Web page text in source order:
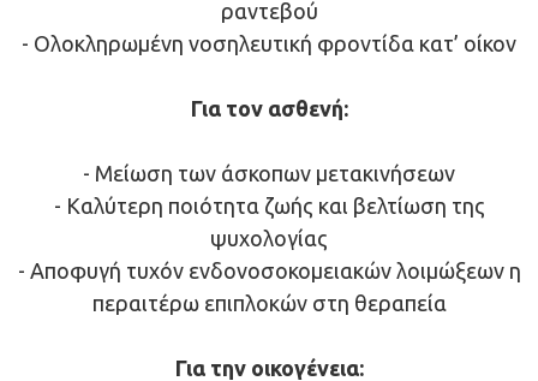
ραντεβού
- Ολοκληρωμένη νοσηλευτική φροντίδα κατ’ οίκον
Για τον ασθενή:
- Μείωση των άσκοπων μετακινήσεων
- Καλύτερη ποιότητα ζωής και βελτίωση της
ψυχολογίας
- Αποφυγή τυχόν ενδονοσοκομειακών λοιμώξεων η
περαιτέρω επιπλοκών στη θεραπεία
Για την οικογένεια: